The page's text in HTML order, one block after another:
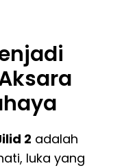
2 adalah
luka yang